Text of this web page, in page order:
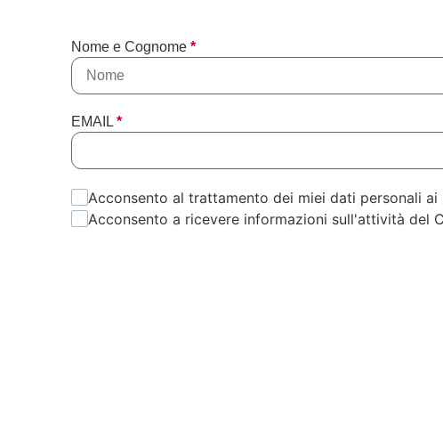
Nome e Cognome *
EMAIL *
Acconsento al trattamento dei miei dati personali
Acconsento a ricevere informazioni sull'attività del